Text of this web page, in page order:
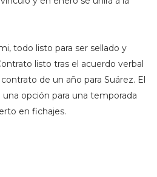
todo listo para ser sellado y
listo tras el acuerdo verbal
de un año para Suárez. El
opción para una temporada
en fichajes.